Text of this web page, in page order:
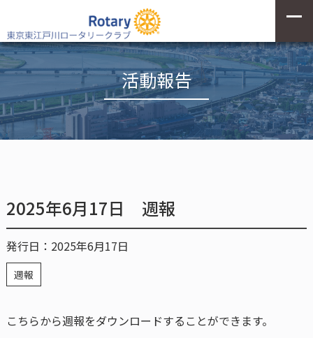
活動報告
2025年6月17日 週報
発行日：2025年6月17日
週報
こちらから週報をダウンロードすることができます。